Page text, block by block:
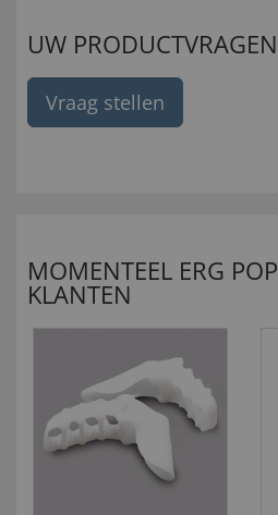
UW PRODUCTVRAGEN
Vraag stellen
MOMENTEEL ERG
KLANTEN